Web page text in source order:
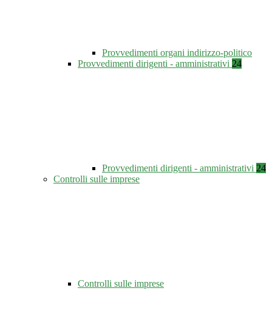
Provvedimenti organi indirizzo-politico
Provvedimenti dirigenti - amministrativi 24
Provvedimenti dirigenti - amministrativi 24
Controlli sulle imprese
Controlli sulle imprese